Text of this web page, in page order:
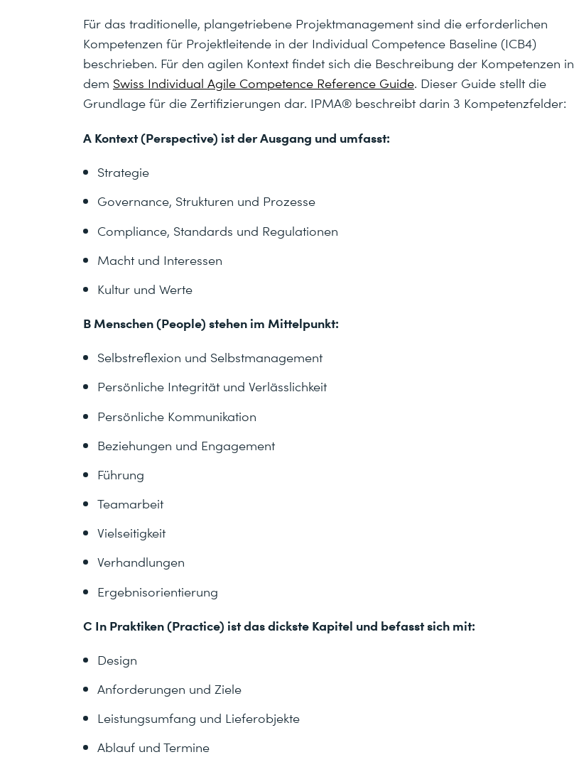
Für das traditionelle, plangetriebene Projektmanagement sind die erforderlichen
Kompetenzen für Projektleitende in der Individual Competence Baseline (ICB4)
beschrieben. Für den agilen Kontext findet sich die Beschreibung der Kompetenzen in
dem Swiss Individual Agile Competence Reference Guide. Dieser Guide stellt die
Grundlage für die Zertifizierungen dar. IPMA® beschreibt darin 3 Kompetenzfelder:
A Kontext (Perspective) ist der Ausgang und umfasst:
Strategie
Governance, Strukturen und Prozesse
Compliance, Standards und Regulationen
Macht und Interessen
Kultur und Werte
B Menschen (People) stehen im Mittelpunkt:
Selbstreflexion und Selbstmanagement
Persönliche Integrität und Verlässlichkeit
Persönliche Kommunikation
Beziehungen und Engagement
Führung
Teamarbeit
Vielseitigkeit
Verhandlungen
Ergebnisorientierung
C In Praktiken (Practice) ist das dickste Kapitel und befasst sich mit:
Design
Anforderungen und Ziele
Leistungsumfang und Lieferobjekte
Ablauf und Termine